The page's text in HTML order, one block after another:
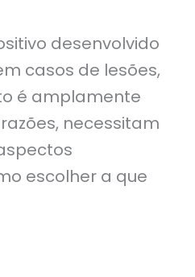
desenvolvido
casos de lesões,
é amplamente
necessitam
escolher a que